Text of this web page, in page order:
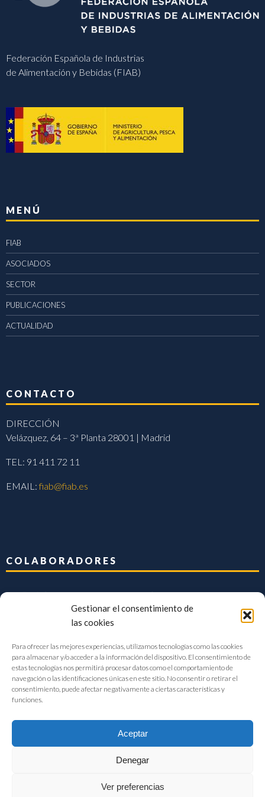
Gestionar el consentimiento de
las cookies
Para ofrecer las mejores experiencias, utilizamos tecnologías como las cookies
para almacenar y/o acceder a la información del dispositivo. El consentimiento de
estas tecnologías nos permitirá procesar datos como el comportamiento de
navegación o las identificaciones únicas en este sitio. No consentir o retirar el
consentimiento, puede afectar negativamente a ciertas características y
funciones.
Aceptar
Denegar
Ver preferencias
Federación Española de Industrias
de Alimentación y Bebidas (FIAB)
MENÚ
FIAB
ASOCIADOS
SECTOR
PUBLICACIONES
ACTUALIDAD
CONTACTO
DIRECCIÓN
Velázquez, 64 – 3ª Planta 28001 | Madrid
TEL: 91 411 72 11
EMAIL:fiab@fiab.es
COLABORADORES
FIAB Federación Española de Industrias de la Alimentación y Bebidas